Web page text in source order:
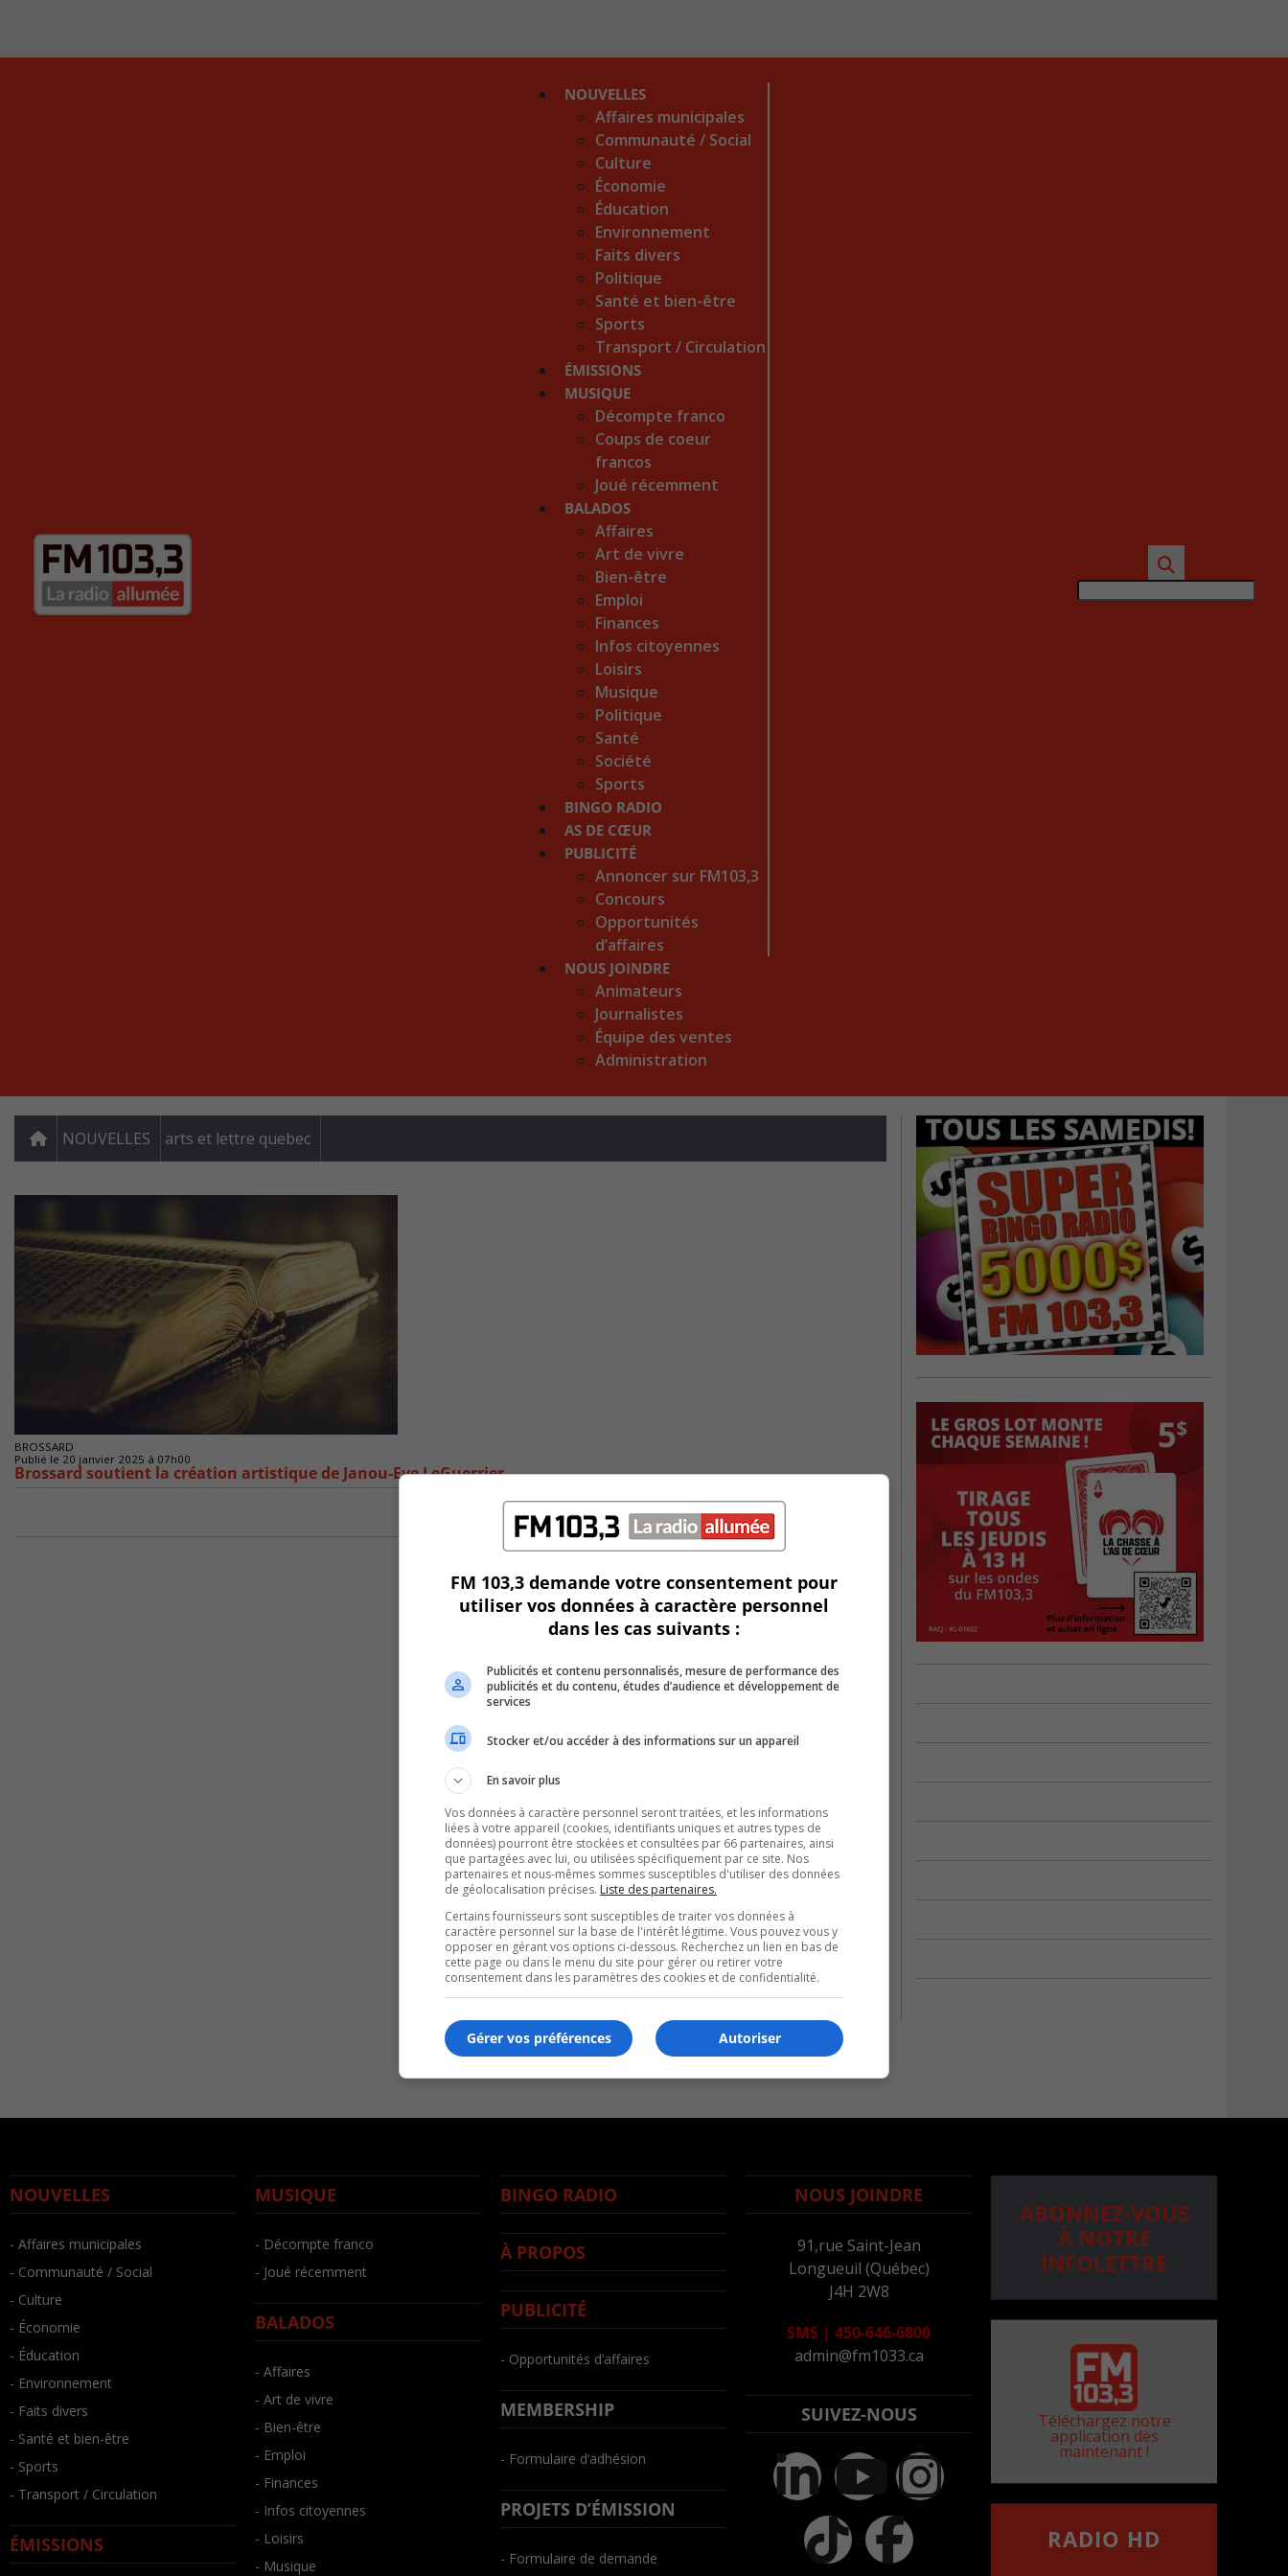
NOUVELLES
Affaires municipales
Communauté / Social
Culture
Économie
Éducation
Environnement
Faits divers
Politique
Santé et bien-être
Sports
Transport / Circulation
ÉMISSIONS
MUSIQUE
Décompte franco
Coups de coeur
francos
Joué récemment
BALADOS
Affaires
Art de vivre
Bien-être
Emploi
Finances
Infos citoyennes
Loisirs
Musique
Politique
Santé
Société
Sports
BINGO RADIO
AS DE CŒUR
PUBLICITÉ
Annoncer sur FM103,3
Concours
Opportunités
d’affaires
NOUS JOINDRE
Animateurs
Journalistes
Équipe des ventes
Administration
NOUVELLES arts et lettre quebec
BROSSARD
Publié le 20 janvier 2025 à 07h00
Brossard soutient la création artistique de Janou-Eve LeGuerrier
NOUVELLES
- Affaires municipales
- Communauté / Social
- Culture
- Économie
- Éducation
- Environnement
- Faits divers
- Santé et bien-être
- Sports
- Transport / Circulation
ÉMISSIONS
MUSIQUE
- Décompte franco
- Joué récemment
BALADOS
- Affaires
- Art de vivre
- Bien-être
- Emploi
- Finances
- Infos citoyennes
- Loisirs
- Musique
BINGO RADIO
À PROPOS
PUBLICITÉ
- Opportunités d’affaires
MEMBERSHIP
- Formulaire d’adhésion
PROJETS D’ÉMISSION
- Formulaire de demande
NOUS JOINDRE
91,rue Saint-Jean
Longueuil (Québec)
J4H 2W8
SMS | 450-646-6800
admin@fm1033.ca
SUIVEZ-NOUS
ABONNEZ-VOUS
À NOTRE
INFOLETTRE
Téléchargez notre
application dès
maintenant !
RADIO HD
FM 103,3 demande votre consentement pour
utiliser vos données à caractère personnel
dans les cas suivants :
Publicités et contenu personnalisés, mesure de performance des
publicités et du contenu, études d’audience et développement de
services
Stocker et/ou accéder à des informations sur un appareil
En savoir plus
Vos données à caractère personnel seront traitées, et les informations
liées à votre appareil (cookies, identifiants uniques et autres types de
données) pourront être stockées et consultées par 66 partenaires, ainsi
que partagées avec lui, ou utilisées spécifiquement par ce site. Nos
partenaires et nous-mêmes sommes susceptibles d'utiliser des données
de géolocalisation précises. Liste des partenaires.
Certains fournisseurs sont susceptibles de traiter vos données à
caractère personnel sur la base de l'intérêt légitime. Vous pouvez vous y
opposer en gérant vos options ci-dessous. Recherchez un lien en bas de
cette page ou dans le menu du site pour gérer ou retirer votre
consentement dans les paramètres des cookies et de confidentialité.
Autoriser
Gérer vos préférences